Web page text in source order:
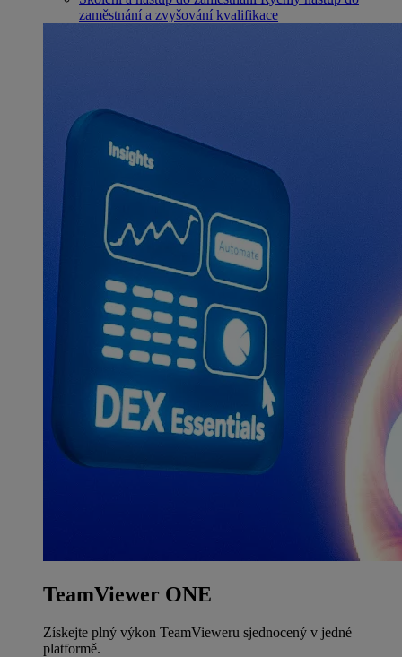
zaměstnání a zvyšování kvalifikace
TeamViewer ONE
Získejte plný výkon TeamVieweru sjednocený v jedné
platformě.